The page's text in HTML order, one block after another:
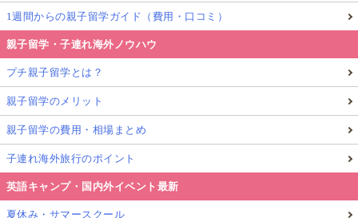
1週間からの親子留学ガイド（費用・口コミ）
親子留学・子連れ海外ノウハウ
プチ親子留学とは？
親子留学のメリット
親子留学の費用・相場まとめ
子連れ海外旅行のポイント
英語キャンプ・国内外イベント最新
夏休み・サマースクール